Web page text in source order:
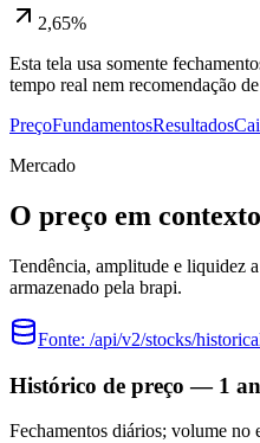
2,65%
Esta tela usa somente
tempo real nem recomendação
PreçoFundamentosResultados
Mercado
O preço em
Tendência, amplitude e liquidez
armazenado pela brapi.
Fonte: /api/v2/stocks/
Histórico de preço — 1
Fechamentos diários; volume no